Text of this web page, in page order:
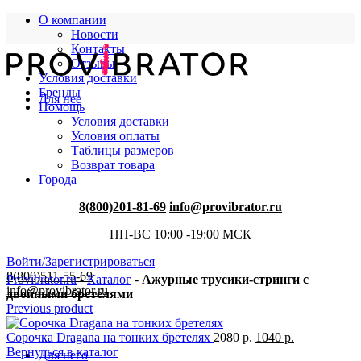
О компании
Новости
Контакты
Отзывы
Условия доставки
Бренды
Помощь
Условия доставки
Условия оплаты
Таблицы размеров
Возврат товара
Города
8(800)201-81-69 info@provibrator.ru
ПН-ВС 10:00 -19:00 МСК
Войти/Зарегистрироваться
8(800)511-55-69
info@provibrator.ru
Для нее
Для него
Provibrator.ru-Каталог - Ажурные трусики-стринги с
двойными бретелями
Previous product
Сорочка Dragana на тонких бретелях 2080р. 1040 р.
Вернуться в каталог